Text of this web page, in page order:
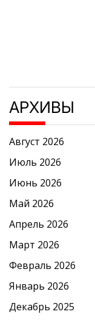
АРХИВЫ
Август 2026
Июль 2026
Июнь 2026
Май 2026
Апрель 2026
Март 2026
Февраль 2026
Январь 2026
Декабрь 2025